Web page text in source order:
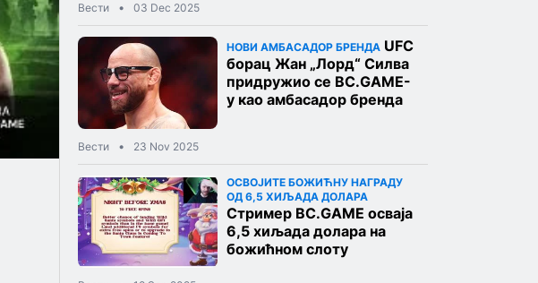
Вести 03 Dec 2025
НОВИ АМБАСАДОР БРЕНДА UFC
борац Жан „Лорд“ Силва
придружио се BC.GAME-
у као амбасадор бренда
Вести 23 Nov 2025
ОСВОЈИТЕ БОЖИЋНУ НАГРАДУ
ОД 6,5 ХИЉАДА ДОЛАРА
Стример BC.GAME осваја
6,5 хиљада долара на
божићном слоту